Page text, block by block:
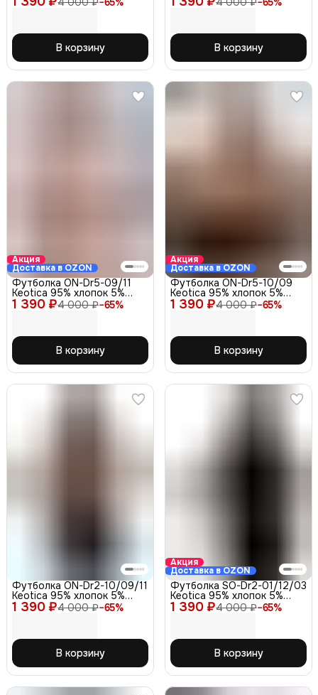
меланж на груди и рукаве,
В корзину
46
В корзину
Акция
Доставка в OZON
1 390 ₽4 000 ₽−65%
Футболка ON-Dr5-09/11
Keotica 95% хлопок 5%
какао 50
В корзину
Акция
Доставка в OZON
1 390 ₽4 000 ₽−65%
Футболка ON-Dr5-10/09
Keotica 95% хлопок 5%
лайкра, кофе 50
В корзину
1 390 ₽4 000 ₽−65%
Футболка ON-Dr2-10/09/11
Keotica 95% хлопок 5%
лайкра, кофе 50
В корзину
Акция
Доставка в OZON
1 390 ₽4 000 ₽−65%
Футболка SO-Dr2-01/12/03
Keotica 95% хлопок 5%
лайкра, черная 48
В корзину